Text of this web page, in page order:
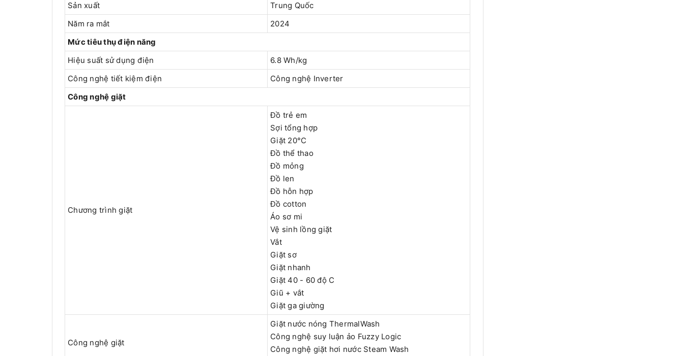
Sản xuất
Trung Quốc
Năm ra mắt
2024
Mức tiêu thụ điện năng
Hiệu suất sử dụng điện
6.8 Wh/kg
Công nghệ tiết kiệm điện
Công nghệ Inverter
Công nghệ giặt
Chương trình giặt
Đồ trẻ em
Sợi tổng hợp
Giặt 20°C
Đồ thể thao
Đồ mỏng
Đồ len
Đồ hỗn hợp
Đồ cotton
Áo sơ mi
Vệ sinh lồng giặt
Vắt
Giặt sơ
Giặt nhanh
Giặt 40 - 60 độ C
Giũ + vắt
Giặt ga giường
Công nghệ giặt
Giặt nước nóng ThermalWash
Công nghệ suy luận ảo Fuzzy Logic
Công nghệ giặt hơi nước Steam Wash